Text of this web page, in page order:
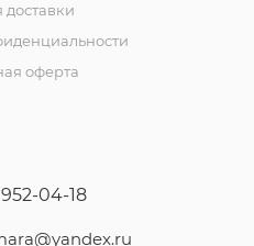
доставки
оферта
04-18